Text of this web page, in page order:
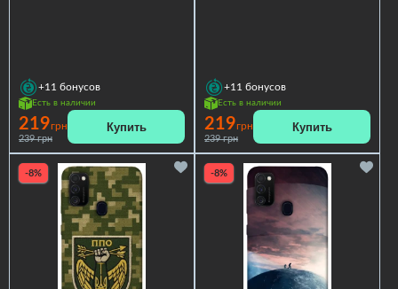
+11 бонусов
Есть в наличии
219грн
239 грн
Купить
+11 бонусов
Есть в наличии
219грн
239 грн
Купить
-8% -8%